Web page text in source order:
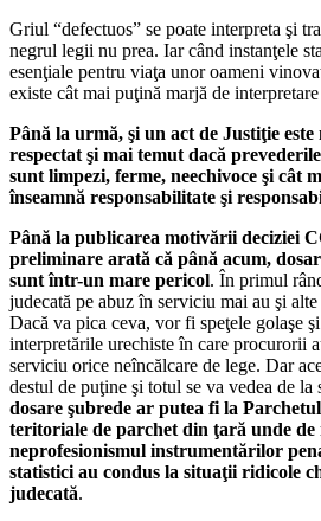
Griul “defectuos” se poate interpreta şi
negrul legii nu prea. Iar când instanţele
esenţiale pentru viaţa unor oameni
existe cât mai puţină marjă de
Până la urmă, şi un act de Justiţie
respectat şi mai temut dacă
sunt limpezi, ferme, neechivoce şi cât
înseamnă responsabilitate şi
Până la publicarea motivării deciziei
preliminare arată că până acum,
sunt într-un mare pericol. În primul
judecată pe abuz în serviciu mai au şi
Dacă va pica ceva, vor fi speţele golaşe
interpretările urechiste în care procurorii
serviciu orice neîncălcare de lege. Dar
destul de puţine şi totul se va vedea de la
dosare şubrede ar putea fi la
teritoriale de parchet din ţară unde
neprofesionismul instrumentărilor
statistici au condus la situaţii ridicole
judecată.